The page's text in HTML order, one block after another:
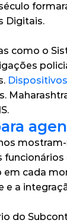
Digitais.
como o
em cada
e a
do